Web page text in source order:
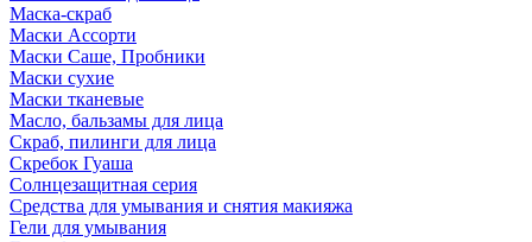
Маска-скраб
Маски Ассорти
Маски Саше, Пробники
Маски сухие
Маски тканевые
Масло, бальзамы для лица
Скраб, пилинги для лица
Скребок Гуаша
Солнцезащитная серия
Средства для умывания и снятия макияжа
Гели для умывания